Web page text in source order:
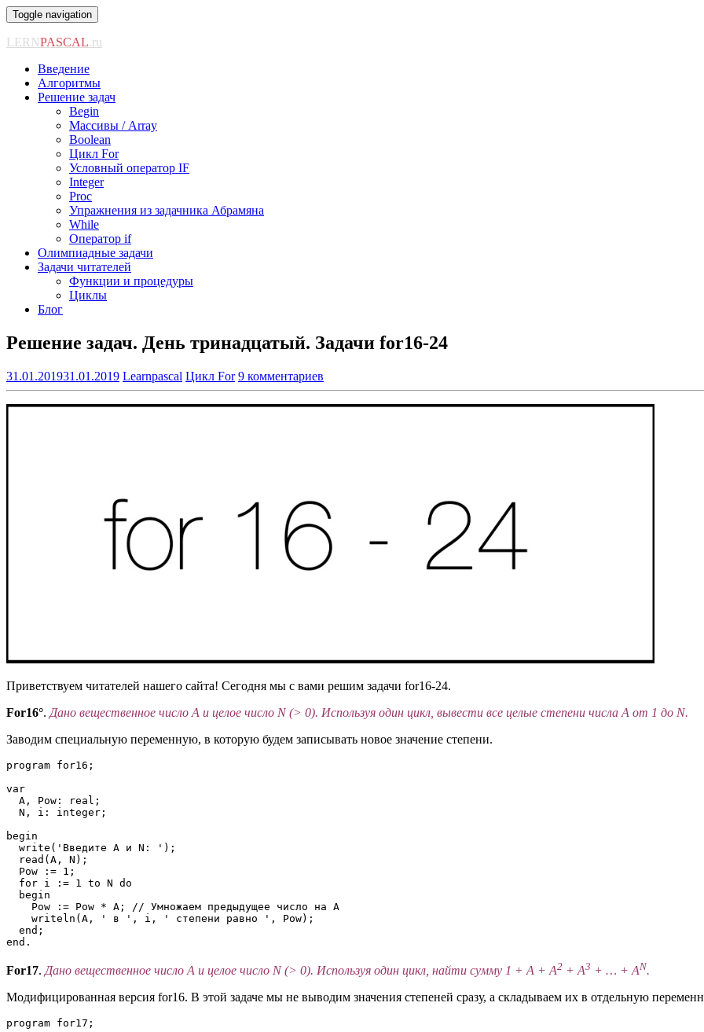
Toggle navigation
LERNPASCAL.ru
Введение
Алгоритмы
Решение задач
Begin
Массивы / Array
Boolean
Цикл For
Условный оператор IF
Integer
Proc
Упражнения из задачника Абрамяна
While
Оператор if
Олимпиадные задачи
Задачи читателей
Функции и процедуры
Циклы
Блог
Решение задач. День тринадцатый. Задачи for16-24
31.01.201931.01.2019 Learnpascal Цикл For 9 комментариев
Приветствуем читателей нашего сайта! Сегодня мы с вами решим задачи for16-24.
For16°. Дано вещественное число A и целое число N (> 0). Используя один цикл, вывести все целые степени числа A от 1 до N.
Заводим специальную переменную, в которую будем записывать новое значение степени.
program for16;
var
  A, Pow: real;
  N, i: integer;
begin
  write('Введите A и N: ');
  read(A, N);
  Pow := 1;
  for i := 1 to N do
  begin
    Pow := Pow * A; // Умножаем предыдущее число на А
    writeln(A, ' в ', i, ' степени равно ', Pow);
  end;
end.
For17. Дано вещественное число A и целое число N (> 0). Используя один цикл, найти сумму 1 + A + A2 + A3 + … + AN.
Модифицированная версия for16. В этой задаче мы не выводим значения степеней сразу, а складываем их в отдельную
program for17;